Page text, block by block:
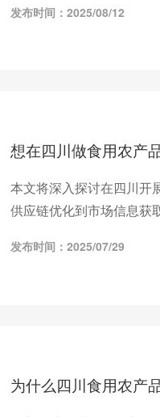
发布时间：2025/08/12
想在四川做食用农产
本文将深入探讨在四川开
供应链优化到市场信息获
发布时间：2025/07/29
为什么四川食用农产